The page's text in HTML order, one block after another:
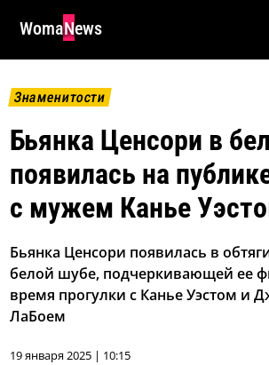
WomaNews
Знаменитости
Бьянка Ценсори в
появилась на
с мужем Канье
Бьянка Ценсори появилась в
белой шубе, подчеркивающей ее
время прогулки с Канье Уэстом и
ЛаБоем
19 января 2025 | 10:15